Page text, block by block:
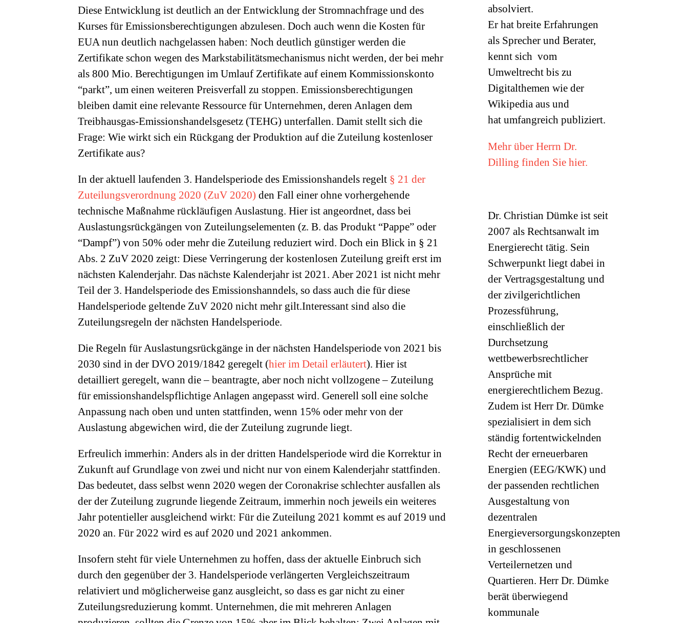
Diese Entwicklung ist deutlich an der Entwicklung der Stromnachfrage und des
Kurses für Emissionsberechtigungen abzulesen. Doch auch wenn die Kosten für
EUA nun deutlich nachgelassen haben: Noch deutlich günstiger werden die
Zertifikate schon wegen des Markstabilitätsmechanismus nicht werden, der bei mehr
als 800 Mio. Berechtigungen im Umlauf Zertifikate auf einem Kommissionskonto
“parkt”, um einen weiteren Preisverfall zu stoppen. Emissionsberechtigungen
bleiben damit eine relevante Ressource für Unternehmen, deren Anlagen dem
Treibhausgas-Emissionshandelsgesetz (TEHG) unterfallen. Damit stellt sich die
Frage: Wie wirkt sich ein Rückgang der Produktion auf die Zuteilung kostenloser
Zertifikate aus?
In der aktuell laufenden 3. Handelsperiode des Emissionshandels regelt § 21 der
Zuteilungsverordnung 2020 (ZuV 2020) den Fall einer ohne vorhergehende
technische Maßnahme rückläufigen Auslastung. Hier ist angeordnet, dass bei
Auslastungsrückgängen von Zuteilungselementen (z. B. das Produkt “Pappe” oder
“Dampf”) von 50% oder mehr die Zuteilung reduziert wird. Doch ein Blick in § 21
Abs. 2 ZuV 2020 zeigt: Diese Verringerung der kostenlosen Zuteilung greift erst im
nächsten Kalenderjahr. Das nächste Kalenderjahr ist 2021. Aber 2021 ist nicht mehr
Teil der 3. Handelsperiode des Emissionshanndels, so dass auch die für diese
Handelsperiode geltende ZuV 2020 nicht mehr gilt.Interessant sind also die
Zuteilungsregeln der nächsten Handelsperiode.
Die Regeln für Auslastungsrückgänge in der nächsten Handelsperiode von 2021 bis
2030 sind in der DVO 2019/1842 geregelt (hier im Detail erläutert). Hier ist
detailliert geregelt, wann die – beantragte, aber noch nicht vollzogene – Zuteilung
für emissionshandelspflichtige Anlagen angepasst wird. Generell soll eine solche
Anpassung nach oben und unten stattfinden, wenn 15% oder mehr von der
Auslastung abgewichen wird, die der Zuteilung zugrunde liegt.
Erfreulich immerhin: Anders als in der dritten Handelsperiode wird die Korrektur in
Zukunft auf Grundlage von zwei und nicht nur von einem Kalenderjahr stattfinden.
Das bedeutet, dass selbst wenn 2020 wegen der Coronakrise schlechter ausfallen als
der der Zuteilung zugrunde liegende Zeitraum, immerhin noch jeweils ein weiteres
Jahr potentieller ausgleichend wirkt: Für die Zuteilung 2021 kommt es auf 2019 und
2020 an. Für 2022 wird es auf 2020 und 2021 ankommen.
Insofern steht für viele Unternehmen zu hoffen, dass der aktuelle Einbruch sich
durch den gegenüber der 3. Handelsperiode verlängerten Vergleichszeitraum
relativiert und möglicherweise ganz ausgleicht, so dass es gar nicht zu einer
Zuteilungsreduzierung kommt. Unternehmen, die mit mehreren Anlagen
absolviert.
Er hat breite Erfahrungen
als Sprecher und Berater,
kennt sich vom
Umweltrecht bis zu
Digitalthemen wie der
Wikipedia aus und
hat umfangreich publiziert.
Mehr über Herrn Dr.
Dilling finden Sie hier.
Dr. Christian Dümke ist seit
2007 als Rechtsanwalt im
Energierecht tätig. Sein
Schwerpunkt liegt dabei in
der Vertragsgestaltung und
der zivilgerichtlichen
Prozessführung,
einschließlich der
Durchsetzung
wettbewerbsrechtlicher
Ansprüche mit
energierechtlichem Bezug.
Zudem ist Herr Dr. Dümke
spezialisiert in dem sich
ständig fortentwickelnden
Recht der erneuerbaren
Energien (EEG/KWK) und
der passenden rechtlichen
Ausgestaltung von
dezentralen
Energieversorgungskonzepten
in geschlossenen
Verteilernetzen und
Quartieren. Herr Dr. Dümke
berät überwiegend
kommunale